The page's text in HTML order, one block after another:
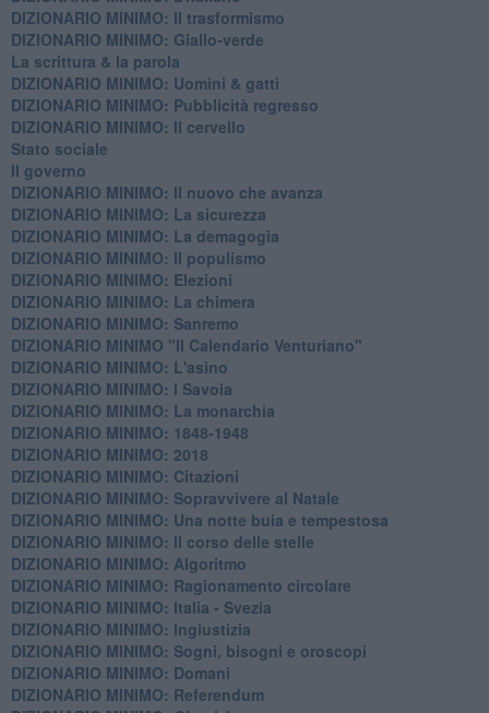
DIZIONARIO MINIMO: Il trasformismo
DIZIONARIO MINIMO: Giallo-verde
La scrittura & la parola
​DIZIONARIO MINIMO: Uomini & gatti
DIZIONARIO MINIMO: ​Pubblicità regresso
DIZIONARIO MINIMO: Il cervello
Stato sociale
Il governo
DIZIONARIO MINIMO: Il nuovo che avanza
DIZIONARIO MINIMO: La sicurezza
DIZIONARIO MINIMO: La demagogia
DIZIONARIO MINIMO: Il populismo
DIZIONARIO MINIMO: Elezioni
DIZIONARIO MINIMO: La chimera
DIZIONARIO MINIMO: Sanremo
DIZIONARIO MINIMO "Il Calendario Venturiano"
DIZIONARIO MINIMO: L'asino
DIZIONARIO MINIMO: I Savoia
DIZIONARIO MINIMO: La monarchia
DIZIONARIO MINIMO: 1848-1948
DIZIONARIO MINIMO: 2018
DIZIONARIO MINIMO: Citazioni
DIZIONARIO MINIMO: ​Sopravvivere al Natale
DIZIONARIO MINIMO: ​Una notte buia e tempestosa
DIZIONARIO MINIMO: Il corso delle stelle
DIZIONARIO MINIMO: Algoritmo
DIZIONARIO MINIMO: Ragionamento circolare
DIZIONARIO MINIMO: Italia - Svezia
DIZIONARIO MINIMO: ​Ingiustizia
DIZIONARIO MINIMO: ​Sogni, bisogni e oroscopi
DIZIONARIO MINIMO: Domani
DIZIONARIO MINIMO: Referendum